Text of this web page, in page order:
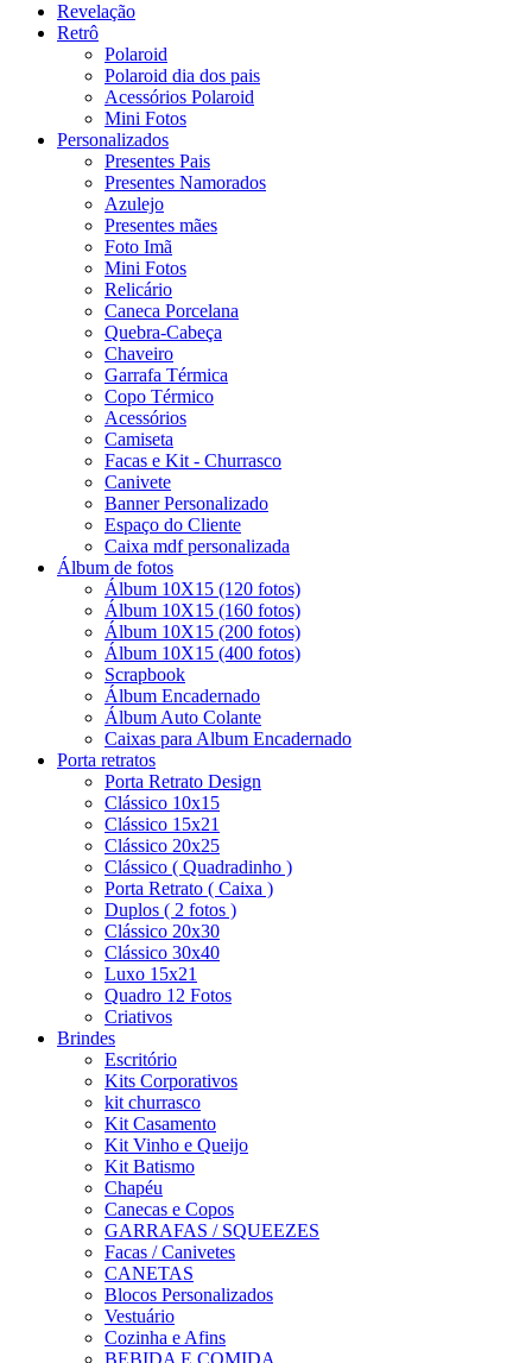
Revelação
Retrô
Polaroid
Polaroid dia dos pais
Acessórios Polaroid
Mini Fotos
Personalizados
Presentes Pais
Presentes Namorados
Azulejo
Presentes mães
Foto Imã
Mini Fotos
Relicário
Caneca Porcelana
Quebra-Cabeça
Chaveiro
Garrafa Térmica
Copo Térmico
Acessórios
Camiseta
Facas e Kit - Churrasco
Canivete
Banner Personalizado
Espaço do Cliente
Caixa mdf personalizada
Álbum de fotos
Álbum 10X15 (120 fotos)
Álbum 10X15 (160 fotos)
Álbum 10X15 (200 fotos)
Álbum 10X15 (400 fotos)
Scrapbook
Álbum Encadernado
Álbum Auto Colante
Caixas para Album Encadernado
Porta retratos
Porta Retrato Design
Clássico 10x15
Clássico 15x21
Clássico 20x25
Clássico ( Quadradinho )
Porta Retrato ( Caixa )
Duplos ( 2 fotos )
Clássico 20x30
Clássico 30x40
Luxo 15x21
Quadro 12 Fotos
Criativos
Brindes
Escritório
Kits Corporativos
kit churrasco
Kit Casamento
Kit Vinho e Queijo
Kit Batismo
Chapéu
Canecas e Copos
GARRAFAS / SQUEEZES
Facas / Canivetes
CANETAS
Blocos Personalizados
Vestuário
Cozinha e Afins
BEBIDA E COMIDA